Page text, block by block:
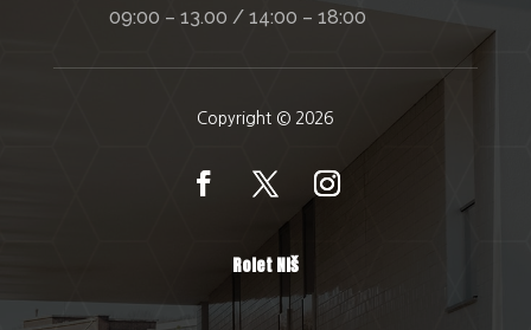
09:00 – 13.00 / 14:00 – 18:00
Copyright © 2026
Rolet Niš